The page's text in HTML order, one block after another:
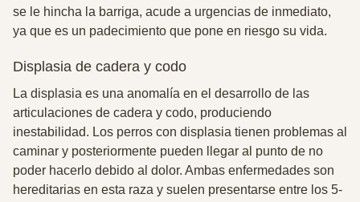
se le hincha la barriga, acude a urgencias de inmediato,
ya que es un padecimiento que pone en riesgo su vida.
Displasia de cadera y codo
La displasia es una anomalía en el desarrollo de las
articulaciones de cadera y codo, produciendo
inestabilidad. Los perros con displasia tienen problemas al
caminar y posteriormente pueden llegar al punto de no
poder hacerlo debido al dolor. Ambas enfermedades son
hereditarias en esta raza y suelen presentarse entre los 5-